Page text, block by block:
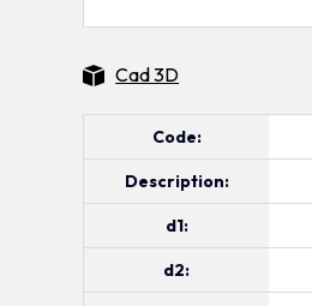
Code:
Description:
d1:
d2:
Cad 3D